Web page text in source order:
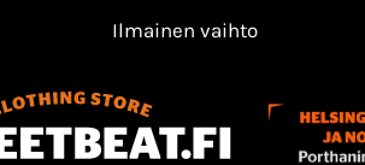
Ilmainen vaihto